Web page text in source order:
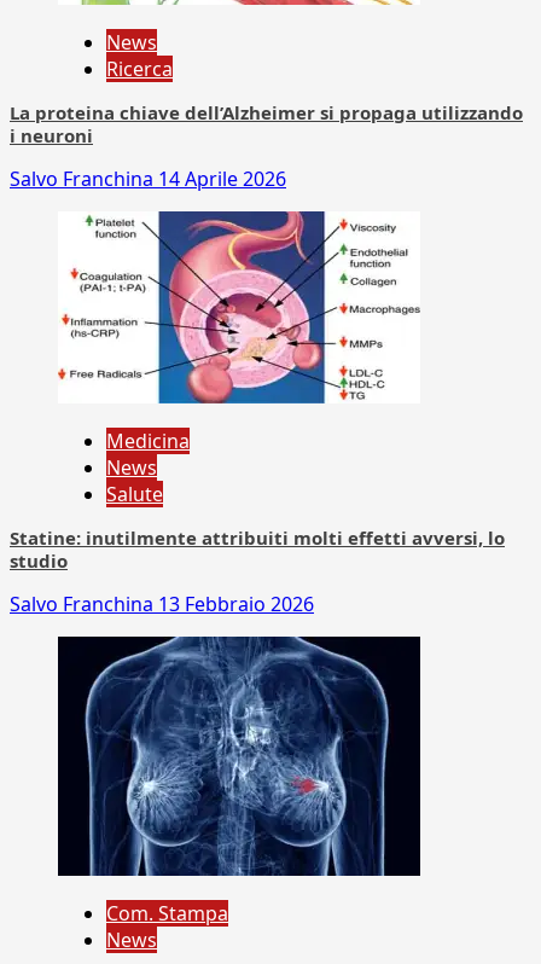
News
Ricerca
La proteina chiave dell’Alzheimer si propaga utilizzando
i neuroni
Salvo Franchina 14 Aprile 2026
Medicina
News
Salute
Statine: inutilmente attribuiti molti effetti avversi, lo
studio
Salvo Franchina 13 Febbraio 2026
Com. Stampa
News